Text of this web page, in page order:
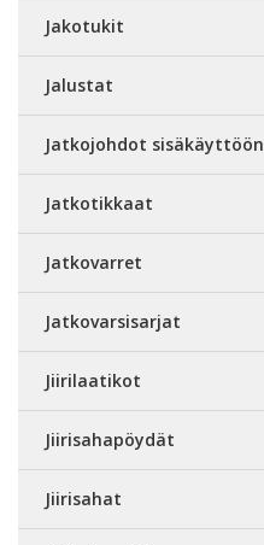
Jakotukit
Jalustat
Jatkojohdot sisäkäyttöön
Jatkotikkaat
Jatkovarret
Jatkovarsisarjat
Jiirilaatikot
Jiirisahapöydät
Jiirisahat